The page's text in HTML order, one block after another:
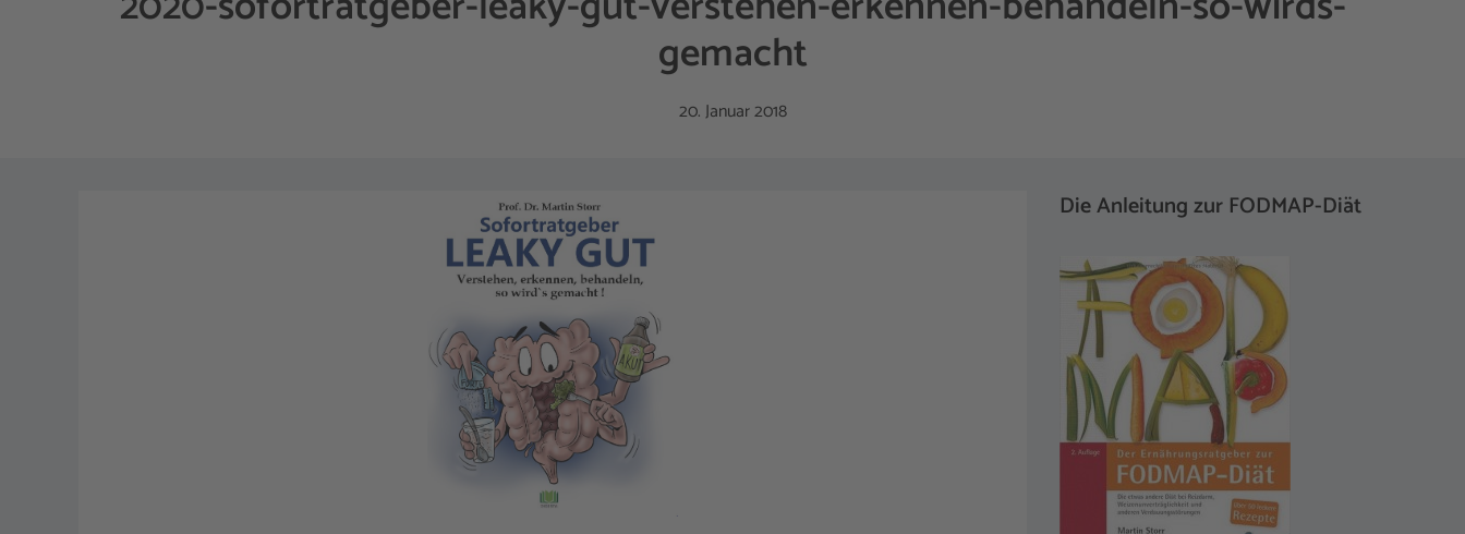
gemacht
20. Januar 2018
Die Anleitung zur FODMAP-Diät